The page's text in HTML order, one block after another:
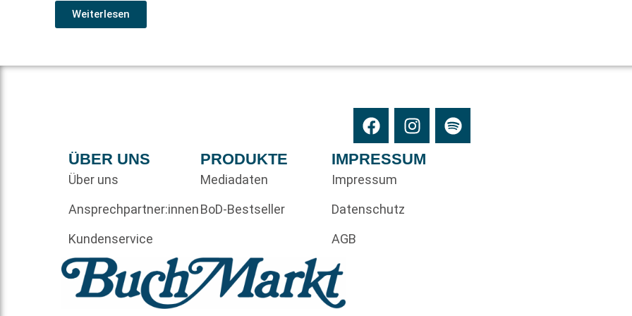
Weiterlesen
ÜBER UNS
Über uns
Ansprechpartner:innen
Kundenservice
PRODUKTE
Mediadaten
BoD-Bestseller
IMPRESSUM
Impressum
Datenschutz
AGB